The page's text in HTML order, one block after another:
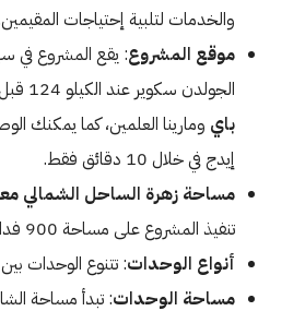
والخدمات لتلبية إحتياجات
موقع المشروع: يقع المشروع في
الجولدن سكوير عند الكيلو 124 قبل قرية
باي ومارينا العلمين، كما يمكنك
إيدج في خلال 10 دقائق فقط.
مساحة زهرة الساحل الشمالي
تنفيذ المشروع على مساحة 900 فدان.
أنواع الوحدات: تتنوع الوحدات
مساحة الوحدات